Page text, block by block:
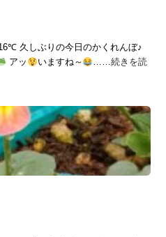
久しぶりの今日のかくれんぼ♪
アッ いますね～ ……続きを読